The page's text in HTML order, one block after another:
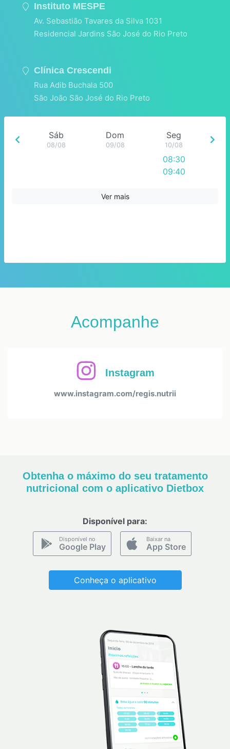
Instituto MESPE
Av. Sebastião Tavares da Silva 1031
Residencial Jardins São José do Rio Preto
Clínica Crescendi
Rua Adib Buchala 500
São João São José do Rio Preto
Sáb
08/08
Dom
09/08
Seg
10/08
08:30
09:40
Ver mais
Acompanhe
Instagram
www.instagram.com/regis.nutrii
Obtenha o máximo do seu tratamento
nutricional com o aplicativo Dietbox
Disponível para:
Disponível no
Google Play
Baixar na
App Store
Conheça o aplicativo